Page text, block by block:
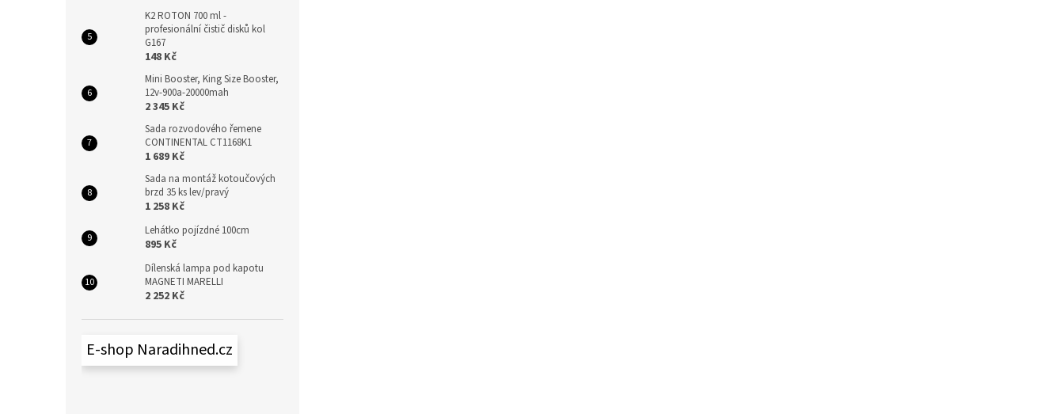
K2 ROTON 700 ml -
profesionální čistič disků kol
G167
148 Kč
Mini Booster, King Size Booster,
12v-900a-20000mah
2 345 Kč
Sada rozvodového řemene
CONTINENTAL CT1168K1
1 689 Kč
Sada na montáž kotoučových
brzd 35 ks lev/pravý
1 258 Kč
Lehátko pojízdné 100cm
895 Kč
Dílenská lampa pod kapotu
MAGNETI MARELLI
2 252 Kč
E-shop Naradihned.cz